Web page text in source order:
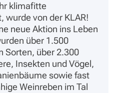
klimafitte
wurde von der KLAR!
neue Aktion ins Leben
über 1.500
Sorten, über 2.300
Insekten und Vögel,
sowie fast
Weinreben im Tal